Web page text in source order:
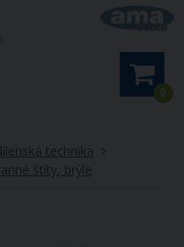
0
technika
štíty, brýle